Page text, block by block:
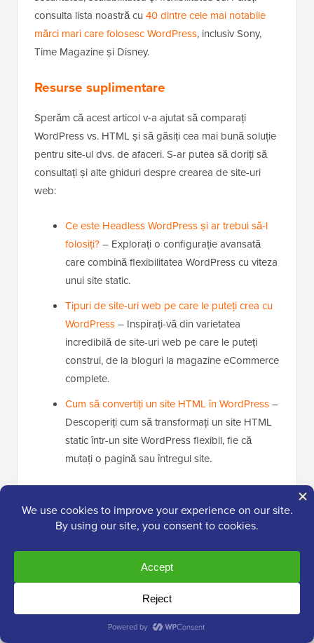
consulta lista noastră cu 40 dintre cele mai notabile
mărci mari care folosesc WordPress, inclusiv Sony,
Time Magazine și Disney.
Resurse suplimentare
Sperăm că acest articol v-a ajutat să comparați
WordPress vs. HTML și să găsiți cea mai bună soluție
pentru site-ul dvs. de afaceri. S-ar putea să doriți să
consultați și alte ghiduri despre crearea de site-uri
web:
Ce este Headless WordPress și ar trebui să-l
folosiți?– Explorați o configurație avansată
care combină flexibilitatea WordPress cu viteza
unui site static.
Tipuri de site-uri web pe care le puteți crea cu
WordPress– Inspirați-vă din varietatea
incredibilă de site-uri web pe care le puteți
construi, de la bloguri la magazine eCommerce
complete.
Cum să convertiți un site HTML în WordPress–
Descoperiți cum să transformați un site HTML
static într-un site WordPress flexibil, fie că
mutați o pagină sau întregul site.
abonați laCanalul nostru de YouTubepentru tutoriale
video despre WordPress. Ne puteți găsi, de
asemenea, peTwitterșiFacebook.